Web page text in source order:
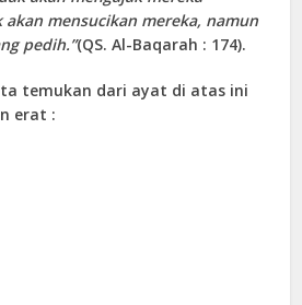
mensucikan mereka, namun
pedih.”(QS. Al-Baqarah : 174).
temukan dari ayat di atas ini
erat :